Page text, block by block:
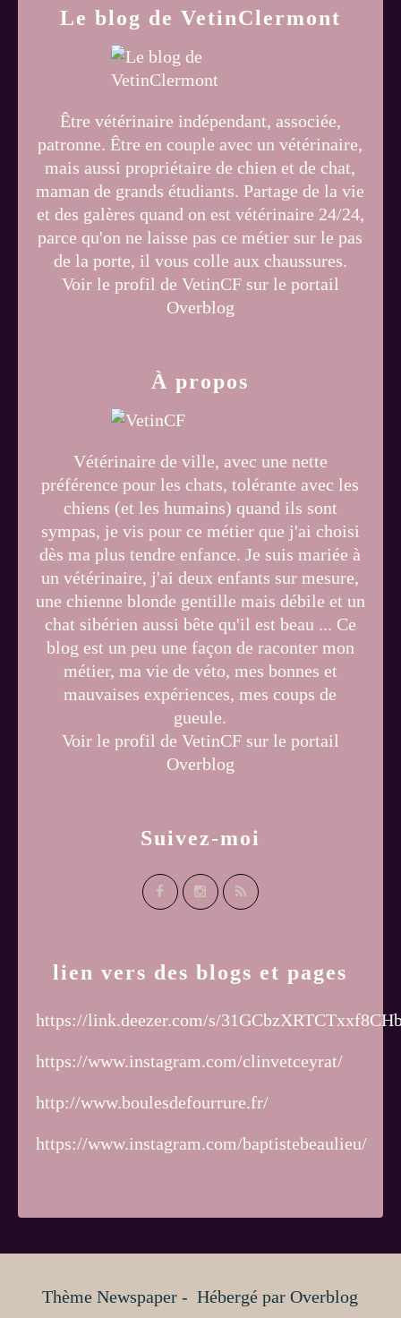
Le blog de VetinClermont
Être vétérinaire indépendant, associée,
patronne. Être en couple avec un vétérinaire,
mais aussi propriétaire de chien et de chat,
maman de grands étudiants. Partage de la vie
et des galères quand on est vétérinaire 24/24,
parce qu'on ne laisse pas ce métier sur le pas
de la porte, il vous colle aux chaussures.
Voir le profil de VetinCF sur le portail
Overblog
Suivez-moi
À propos
Vétérinaire de ville, avec une nette
préférence pour les chats, tolérante avec les
chiens (et les humains) quand ils sont
sympas, je vis pour ce métier que j'ai choisi
dès ma plus tendre enfance. Je suis mariée à
un vétérinaire, j'ai deux enfants sur mesure,
une chienne blonde gentille mais débile et un
chat sibérien aussi bête qu'il est beau ... Ce
blog est un peu une façon de raconter mon
métier, ma vie de véto, mes bonnes et
mauvaises expériences, mes coups de
gueule.
Voir le profil de VetinCF sur le portail
Overblog
lien vers des blogs et pages
https://link.deezer.com/s/
https://www.instagram.com/clinvetceyrat/
http://www.boulesdefourrure.fr/
https://www.instagram.com/baptistebeaulieu/
Thème Newspaper - Hébergé parOverblog